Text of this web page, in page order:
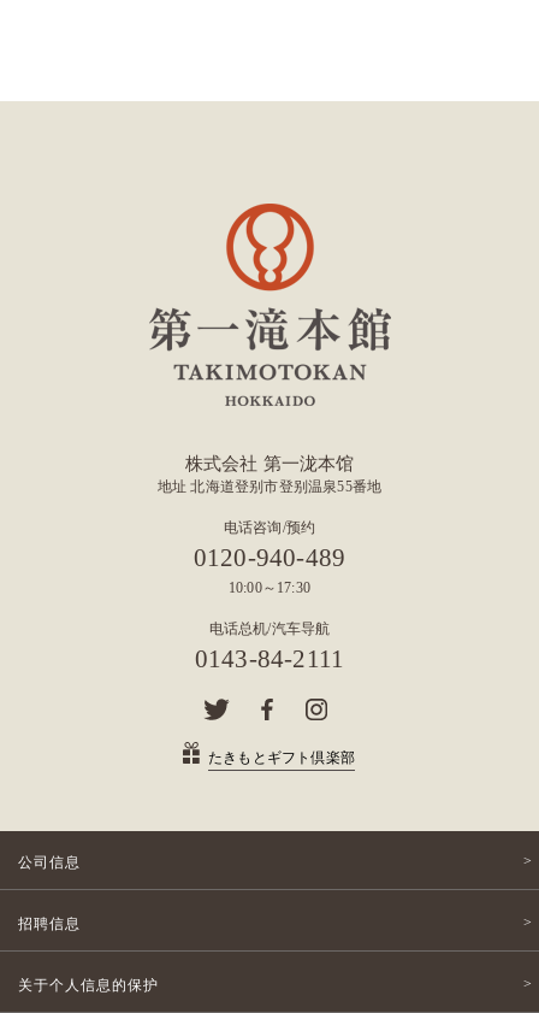
株式会社 第一泷本馆
地址 北海道登别市登别温泉55番地
电话咨询/预约
0120-940-489
10:00～17:30
电话总机/汽车导航
0143-84-2111
たきもとギフト倶楽部
公司信息
招聘信息
关于个人信息的保护